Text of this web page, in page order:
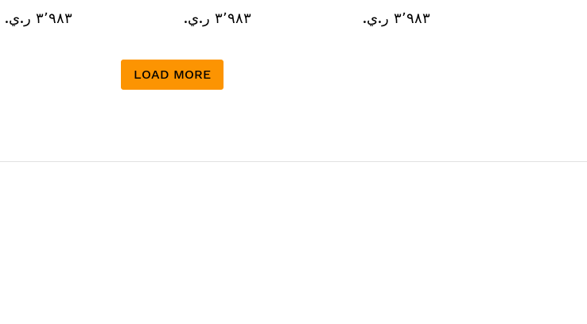
٣٬٩٨٣ ر.ي.‏ ٣٬٩٨٣ ر.ي.‏ ٣٬٩٨٣ ر.ي.‏
LOAD MORE